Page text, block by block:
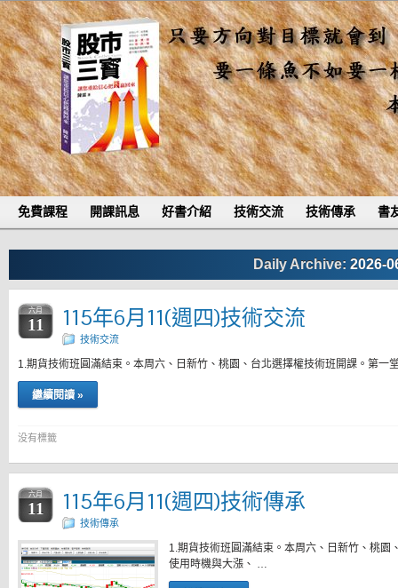
免費課程 開課訊息 好書介紹 技術交流 技術傳承 書
Daily Archive: 2026-
六月
11 115年6月11(週四)技術交流
技術交流
1.期貨技術班圓滿結束。本周六、日新竹、桃園、台北選擇權技術班開課。第
繼續閱讀 »
没有標籤
六月
11 115年6月11(週四)技術傳承
技術傳承
1.期貨技術班圓滿結束。本周六、日新竹、桃
使用時機與大漲、 …